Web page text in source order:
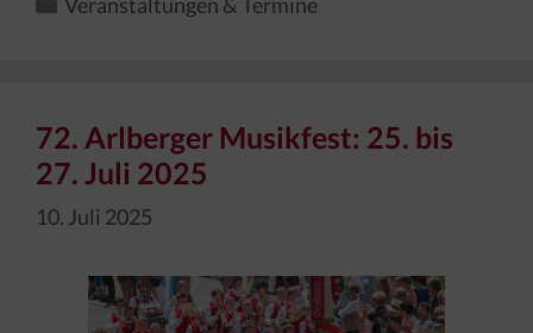
Veranstaltungen & Termine
72. Arlberger Musikfest: 25. bis
27. Juli 2025
10. Juli 2025